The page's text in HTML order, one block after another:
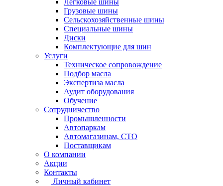
Легковые шины
Грузовые шины
Сельскохозяйственные шины
Специальные шины
Диски
Комплектующие для шин
Услуги
Техническое сопровождение
Подбор масла
Экспертиза масла
Аудит оборудования
Обучение
Сотрудничество
Промышленности
Автопаркам
Автомагазинам, СТО
Поставщикам
О компании
Акции
Контакты
Личный кабинет